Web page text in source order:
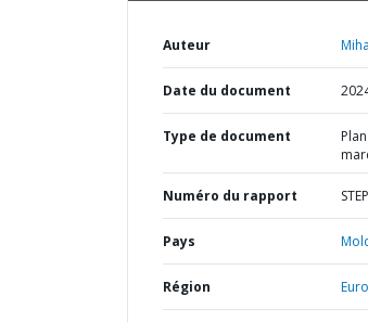
Auteur
Date du document
Type de document
Numéro du rapport
Pays
Région